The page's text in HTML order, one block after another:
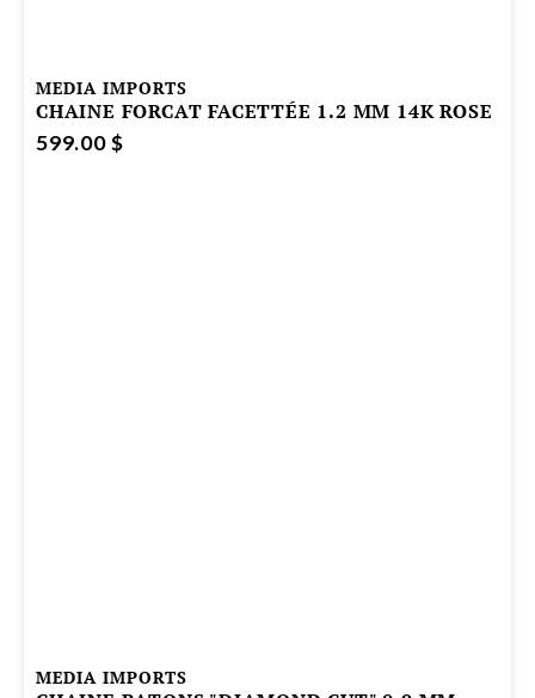
MEDIA IMPORTS
CHAINE FORCAT FACETTÉE 1.2 MM 14K ROSE
599.00 $
MEDIA IMPORTS